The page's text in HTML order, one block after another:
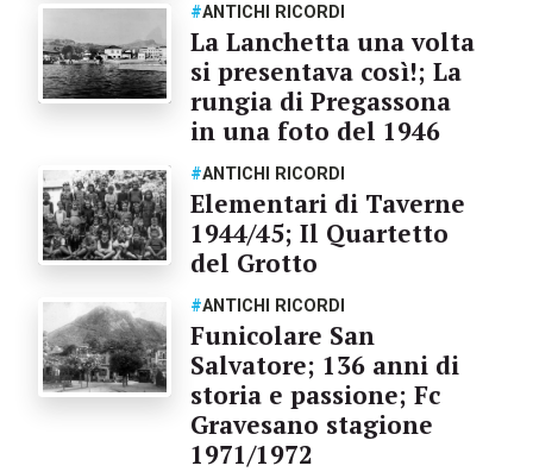
#ANTICHI RICORDI
La Lanchetta una volta
si presentava così!; La
rungia di Pregassona
in una foto del 1946
#ANTICHI RICORDI
Elementari di Taverne
1944/45; Il Quartetto
del Grotto
#ANTICHI RICORDI
Funicolare San
Salvatore; 136 anni di
storia e passione; Fc
Gravesano stagione
1971/1972